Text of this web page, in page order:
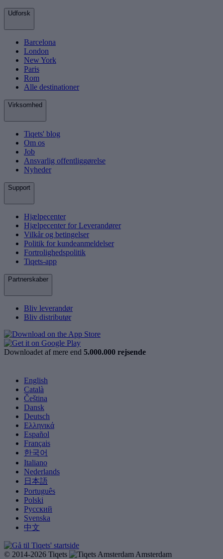
Udforsk
Barcelona
London
New York
Paris
Rom
Alle destinationer
Virksomhed
Tiqets' blog
Om os
Job
Ansvarlig offentliggørelse
Nyheder
Support
Hjælpecenter
Hjælpecenter for Leverandører
Vilkår og betingelser
Politik for kundeanmeldelser
Fortrolighedspolitik
Tiqets-app
Partnerskaber
Bliv leverandør
Bliv distributør
Downloadet af mere end 5.000.000 rejsende
English
Català
Čeština
Dansk
Deutsch
Ελληνικά
Español
Français
한국어
Italiano
Nederlands
日本語
Português
Polski
Русский
Svenska
中文
© 2014-2026 Tiqets
Amsterdam